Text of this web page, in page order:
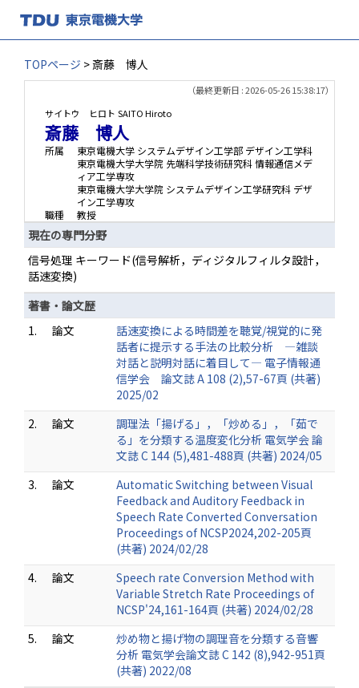
TOPページ > 斎藤 博人
（最終更新日 : 2026-05-26 15:38:17）
サイトウ ヒロト SAITO Hiroto
斎藤 博人
所属
東京電機大学 システムデザイン工学部 デザイン工学科
東京電機大学大学院 先端科学技術研究科 情報通信メデ
ィア工学専攻
東京電機大学大学院 システムデザイン工学研究科 デザ
イン工学専攻
職種
教授
現在の専門分野
信号処理 キーワード(信号解析，ディジタルフィルタ設計，
話速変換)
著書・論文歴
1.
論文
話速変換による時間差を聴覚/視覚的に発
話者に提示する手法の比較分析 ―雑談
対話と説明対話に着目して― 電子情報通
信学会 論文誌 A 108 (2),57-67頁 (共著)
2025/02
2.
論文
調理法「揚げる」，「炒める」，「茹で
る」を分類する温度変化分析 電気学会 論
文誌 C 144 (5),481-488頁 (共著) 2024/05
3.
論文
Automatic Switching between Visual
Feedback and Auditory Feedback in
Speech Rate Converted Conversation
Proceedings of NCSP2024,202-205頁
(共著) 2024/02/28
4.
論文
Speech rate Conversion Method with
Variable Stretch Rate Proceedings of
NCSP'24,161-164頁 (共著) 2024/02/28
5.
論文
炒め物と揚げ物の調理音を分類する音響
分析 電気学会論文誌 C 142 (8),942-951頁
(共著) 2022/08